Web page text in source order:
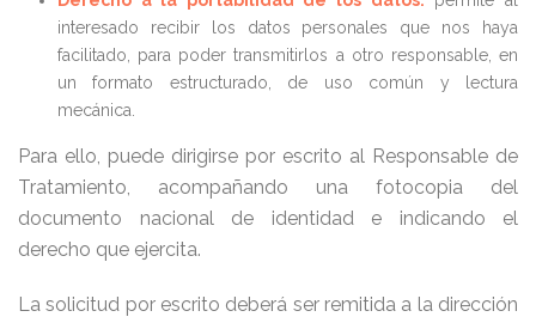
interesado recibir los datos personales que nos haya
facilitado, para poder transmitirlos a otro responsable, en
un formato estructurado, de uso común y lectura
mecánica.
Para ello, puede dirigirse por escrito al Responsable de
Tratamiento, acompañando una fotocopia del
documento nacional de identidad e indicando el
derecho que ejercita.
La solicitud por escrito deberá ser remitida a la dirección